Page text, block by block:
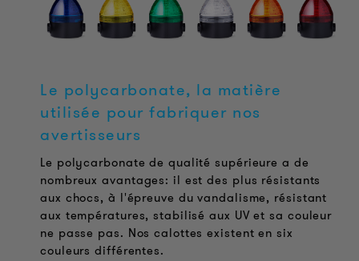
Le polycarbonate, la matière
utilisée pour fabriquer nos
avertisseurs
Le polycarbonate de qualité supérieure a de
nombreux avantages: il est des plus résistants
aux chocs, à l'épreuve du vandalisme, résistant
aux températures, stabilisé aux UV et sa couleur
ne passe pas. Nos calottes existent en six
couleurs différentes.